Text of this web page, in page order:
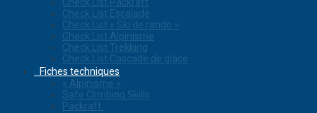
Check List Escalade
Check List « Ski de rando »
Check List Alpinisme
Check List Trekking
Check List Cascade de glace
Fiches techniques
« Alpinisme »
Safe Climbing Skills
Packraft